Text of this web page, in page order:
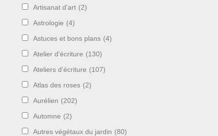
Artisanat d'art (2)
Astrologie (4)
Astuces et bons plans (4)
Atelier d'écriture (130)
Ateliers d'écriture (107)
Atlas des roses (2)
Aurélien (202)
Automne (2)
Autres végétaux du jardin (80)